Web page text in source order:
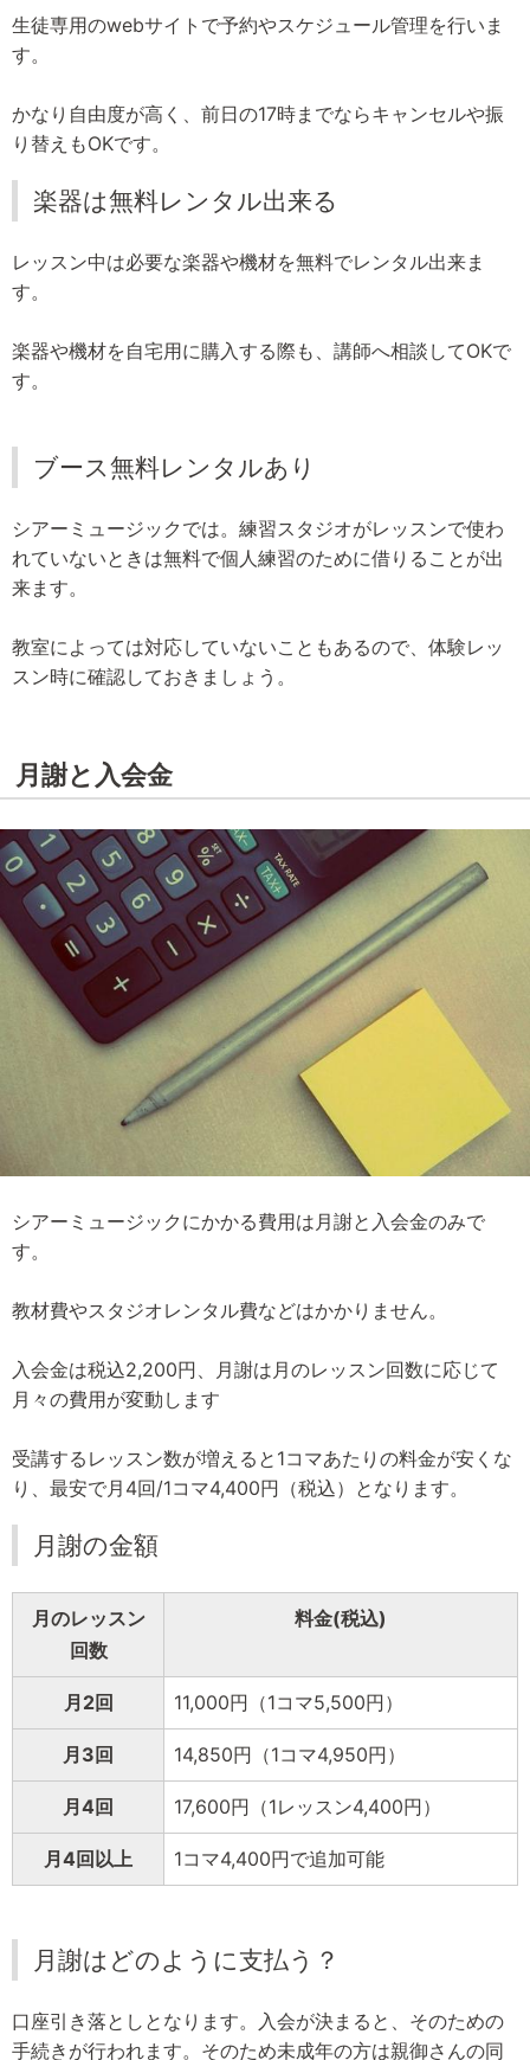
生徒専用のwebサイトで予約やスケジュール管理を行いま
す。
かなり自由度が高く、前日の17時までならキャンセルや振
り替えもOKです。
楽器は無料レンタル出来る
レッスン中は必要な楽器や機材を無料でレンタル出来ま
す。
楽器や機材を自宅用に購入する際も、講師へ相談してOKで
す。
ブース無料レンタルあり
シアーミュージックでは。練習スタジオがレッスンで使わ
れていないときは無料で個人練習のために借りることが出
来ます。
教室によっては対応していないこともあるので、体験レッ
スン時に確認しておきましょう。
月謝と入会金
シアーミュージックにかかる費用は月謝と入会金のみで
す。
教材費やスタジオレンタル費などはかかりません。
入会金は税込2,200円、月謝は月のレッスン回数に応じて
月々の費用が変動します
受講するレッスン数が増えると1コマあたりの料金が安くな
り、最安で月4回/1コマ4,400円（税込）となります。
月謝の金額
月のレッスン
回数
料金(税込)
月2回 11,000円（1コマ5,500円）
月3回 14,850円（1コマ4,950円）
月4回 17,600円（1レッスン4,400円）
月4回以上 1コマ4,400円で追加可能
月謝はどのように支払う？
口座引き落としとなります。入会が決まると、そのための
手続きが行われます。そのため未成年の方は親御さんの同